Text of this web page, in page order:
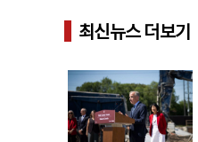
최신뉴스 더보기